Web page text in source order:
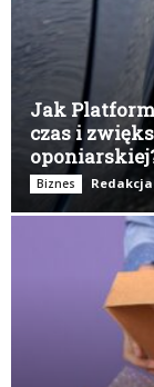
Jak
czas i
Biznes Redakcja